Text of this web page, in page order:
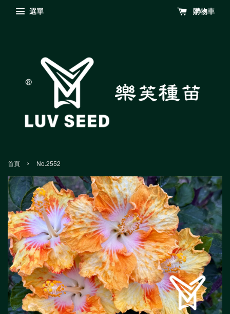
選單 購物車
首頁 › No.2552